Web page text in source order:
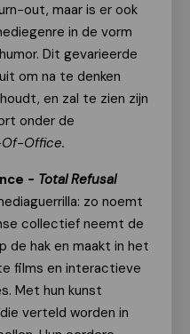
out, maar is er ook
in de vorm
Dit gevarieerde
om na te denken
en zal te zien zijn
onder de
Office.
- Total Refusal
zo noemt
collectief neemt de
de hak en maakt in het
films en interactieve
Met hun kunst
verteld worden in